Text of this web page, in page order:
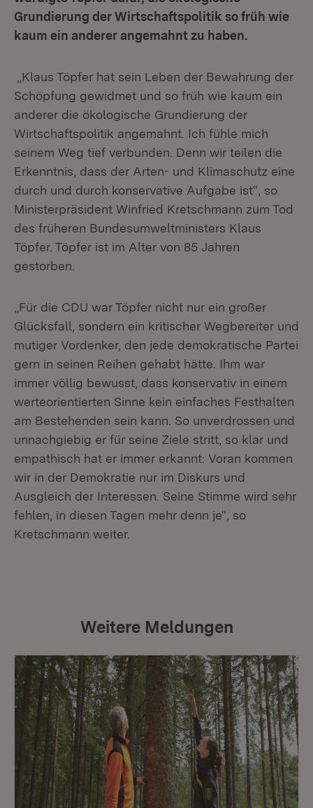
Grundierung der Wirtschaftspolitik so früh wie
kaum ein anderer angemahnt zu haben.
„Klaus Töpfer hat sein Leben der Bewahrung der
Schöpfung gewidmet und so früh wie kaum ein
anderer die ökologische Grundierung der
Wirtschaftspolitik angemahnt. Ich fühle mich
seinem Weg tief verbunden. Denn wir teilen die
Erkenntnis, dass der Arten- und Klimaschutz eine
durch und durch konservative Aufgabe ist“, so
Ministerpräsident Winfried Kretschmann zum Tod
des früheren Bundesumweltministers Klaus
Töpfer. Töpfer ist im Alter von 85 Jahren
gestorben.
„Für die CDU war Töpfer nicht nur ein großer
Glücksfall, sondern ein kritischer Wegbereiter und
mutiger Vordenker, den jede demokratische Partei
gern in seinen Reihen gehabt hätte. Ihm war
immer völlig bewusst, dass konservativ in einem
werteorientierten Sinne kein einfaches Festhalten
am Bestehenden sein kann. So unverdrossen und
unnachgiebig er für seine Ziele stritt, so klar und
empathisch hat er immer erkannt: Voran kommen
wir in der Demokratie nur im Diskurs und
Ausgleich der Interessen. Seine Stimme wird sehr
fehlen, in diesen Tagen mehr denn je“, so
Kretschmann weiter.
Weitere Meldungen